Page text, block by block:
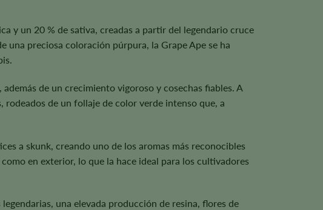
y un 20 % de sativa, creadas a partir del legendario cruce
una preciosa coloración púrpura, la Grape Ape se ha
de un crecimiento vigoroso y cosechas fiables. A
de un follaje de color verde intenso que, a
a skunk, creando uno de los aromas más reconocibles
en exterior, lo que la hace ideal para los cultivadores
una elevada producción de resina, flores de